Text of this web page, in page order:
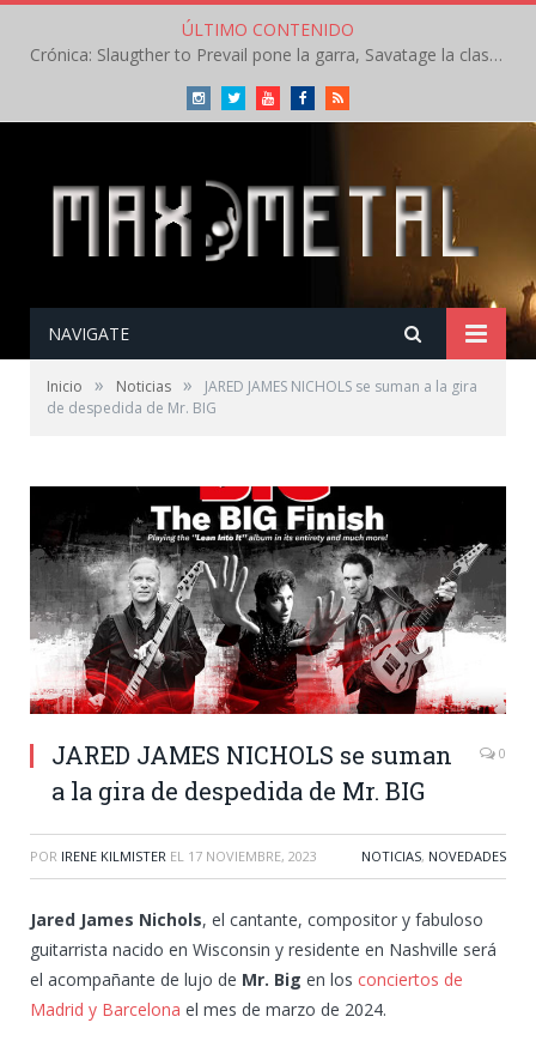
ÚLTIMO CONTENIDO
Crónica: Slaugther to Prevail pone la garra, Savatage la clase en la apertura del Leyendas del Rock – Miércoles – Agosto 2026
InstagramTwitterYoutubeFacebookRSS
NAVIGATE
Inicio » Noticias »
JARED JAMES NICHOLS se suman a la gira
de despedida de Mr. BIG
JARED JAMES NICHOLS se suman
a la gira de despedida de Mr. BIG
0
POR IRENE KILMISTER EL 17 NOVIEMBRE, 2023 NOTICIAS, NOVEDADES
Jared James Nichols, el cantante, compositor y fabuloso
guitarrista nacido en Wisconsin y residente en Nashville será
el acompañante de lujo de Mr. Big en los conciertos de
Madrid y Barcelona el mes de marzo de 2024.